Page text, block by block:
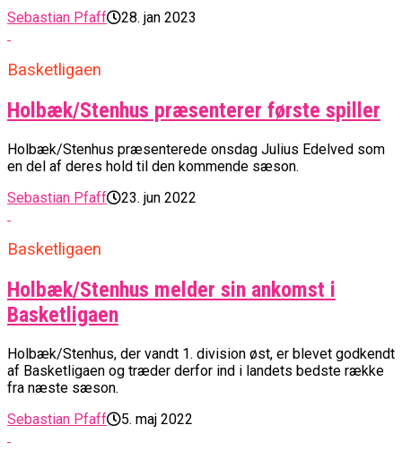
Sebastian Pfaff
28. jan 2023
Basketligaen
Holbæk/Stenhus præsenterer første spiller
Holbæk/Stenhus præsenterede onsdag Julius Edelved som
en del af deres hold til den kommende sæson.
Sebastian Pfaff
23. jun 2022
Basketligaen
Holbæk/Stenhus melder sin ankomst i
Basketligaen
Holbæk/Stenhus, der vandt 1. division øst, er blevet godkendt
af Basketligaen og træder derfor ind i landets bedste række
fra næste sæson.
Sebastian Pfaff
5. maj 2022